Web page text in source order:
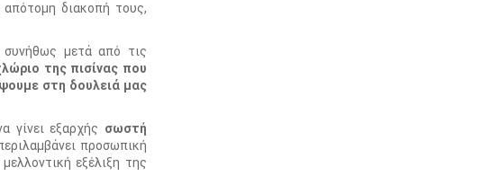
διακοπή τους,
συνήθως μετά από τις
της πισίνας που
στη δουλειά μας
γίνει εξαρχής σωστή
προσωπική
εξέλιξη της